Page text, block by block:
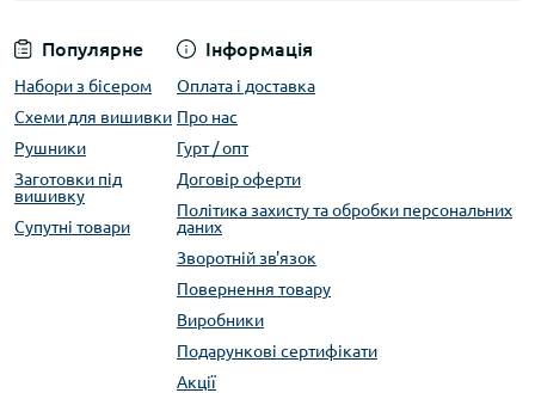
Популярне
Набори з бісером
Схеми для вишивки
Рушники
Заготовки під
вишивку
Супутні товари
Інформація
Оплата і доставка
Про нас
Гурт / опт
Договір оферти
Політика захисту та обробки персональних
даних
Зворотній зв'язок
Повернення товару
Виробники
Подарункові сертифікати
Акції